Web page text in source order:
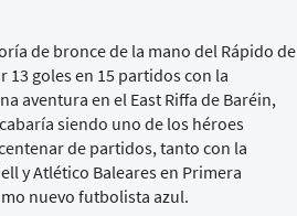
de bronce de la mano del Rápido de
13 goles en 15 partidos con la
aventura en el East Riffa de Baréin,
siendo uno de los héroes
de partidos, tanto con la
y Atlético Baleares en Primera
nuevo futbolista azul.